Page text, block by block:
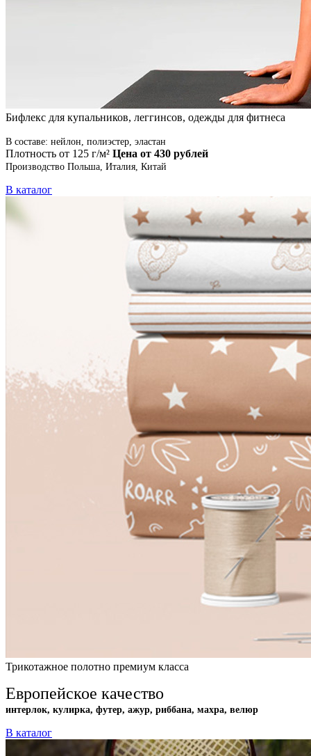
Бифлекс для купальников, леггинсов, одежды для фитнеса
В составе: нейлон, полиэстер, эластан
Плотность от 125 г/м² Цена от 430 рублей
Производство Польша, Италия, Китай
В каталог
Трикотажное полотно премиум класса
Европейское качество
интерлок, кулирка, футер, ажур, риббана, махра, велюр
В каталог